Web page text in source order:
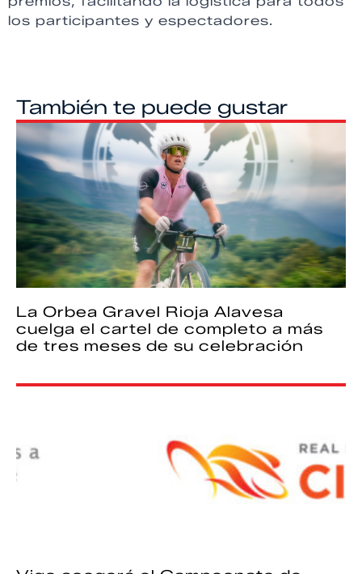
los participantes y espectadores.
También te puede gustar
La Orbea Gravel Rioja Alavesa
cuelga el cartel de completo a más
de tres meses de su celebración